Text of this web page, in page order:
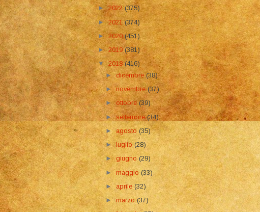
►2022 (375)
►2021(374)
►2020(451)
►2019(381)
▼2018(416)
►dicembre(38)
►novembre(37)
►ottobre(39)
►settembre(34)
►agosto(35)
►luglio(28)
►giugno(29)
►maggio(33)
►aprile(32)
►marzo(37)